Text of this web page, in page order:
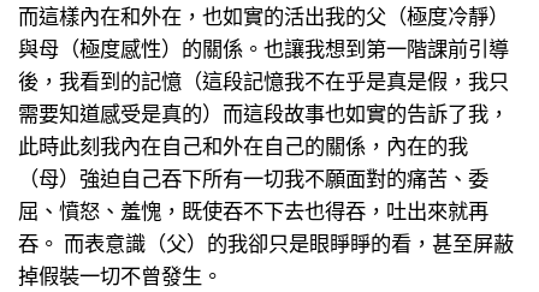
而這樣內在和外在，也如實的活出我的父（極度冷靜）
與母（極度感性）的關係。也讓我想到第一階課前引導
後，我看到的記憶（這段記憶我不在乎是真是假，我只
需要知道感受是真的）而這段故事也如實的告訴了我，
此時此刻我內在自己和外在自己的關係，內在的我
（母）強迫自己吞下所有一切我不願面對的痛苦、委
屈、憤怒、羞愧，既使吞不下去也得吞，吐出來就再
吞。 而表意識（父）的我卻只是眼睜睜的看，甚至屏蔽
掉假裝一切不曾發生。